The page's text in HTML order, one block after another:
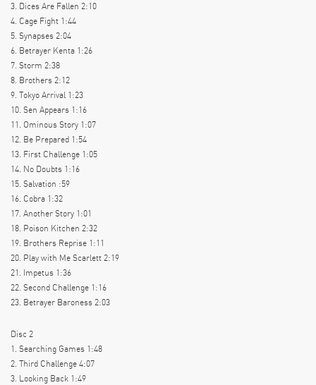
3. Dices Are Fallen 2:10
4. Cage Fight 1:44
5. Synapses 2:04
6. Betrayer Kenta 1:26
7. Storm 2:38
8. Brothers 2:12
9. Tokyo Arrival 1:23
10. Sen Appears 1:16
11. Ominous Story 1:07
12. Be Prepared 1:54
13. First Challenge 1:05
14. No Doubts 1:16
15. Salvation :59
16. Cobra 1:32
17. Another Story 1:01
18. Poison Kitchen 2:32
19. Brothers Reprise 1:11
20. Play with Me Scarlett 2:19
21. Impetus 1:36
22. Second Challenge 1:16
23. Betrayer Baroness 2:03
Disc 2
1. Searching Games 1:48
2. Third Challenge 4:07
3. Looking Back 1:49